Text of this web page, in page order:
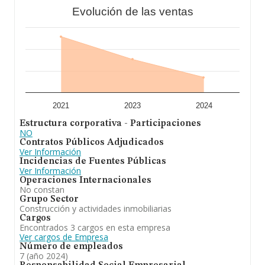
Evolución de las ventas
2021 2023 2024
Estructura corporativa - Participaciones
NO
Contratos Públicos Adjudicados
Ver Información
Incidencias de Fuentes Públicas
Ver Información
Operaciones Internacionales
No constan
Grupo Sector
Construcción y actividades inmobiliarias
Cargos
Encontrados 3 cargos en esta empresa
Ver cargos de Empresa
Número de empleados
7 (año 2024)